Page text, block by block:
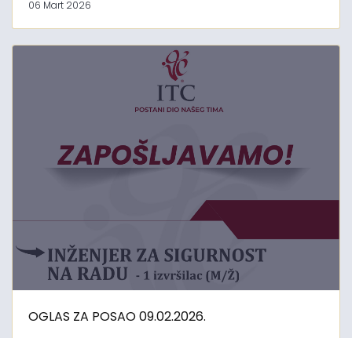
06 Mart 2026
OGLAS ZA POSAO 09.02.2026.